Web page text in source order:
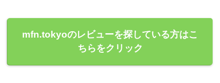
mfn.tokyoのレビューを探している方はこ
ちらをクリック